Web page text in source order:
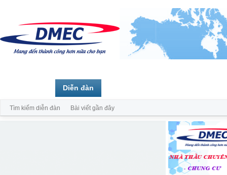
Diễn đàn
Tìm kiếm diễn đàn Bài viết gần đây